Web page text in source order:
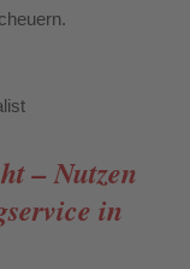
– Nutzen
in